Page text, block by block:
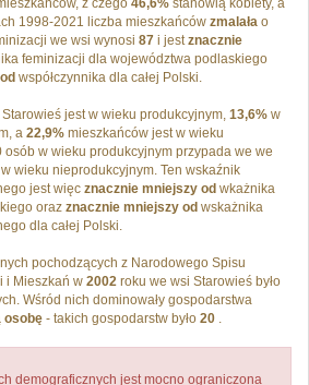
z czego 46,6% stanowią kobiety, a
1998-2021 liczba mieszkańców zmalała o
we wsi wynosi 87 i jestznacznie
feminizacji dla województwa podlaskiego
współczynnika dla całej Polski.
jest w wieku produkcyjnym, 13,6% w
a 22,9% mieszkańców jest w wieku
w wieku produkcyjnym przypada we we
wieku nieprodukcyjnym. Ten wskaźnik
jest więc znacznie mniejszy od wkażnika
oraz znacznie mniejszy od wskażnika
dla całej Polski.
pochodzących z Narodowego Spisu
i Mieszkań w 2002 roku we wsi Starowieś było
Wśród nich dominowały gospodarstwa
osobę - takich gospodarstw było 20 .
demograficznych jest mocno ograniczona